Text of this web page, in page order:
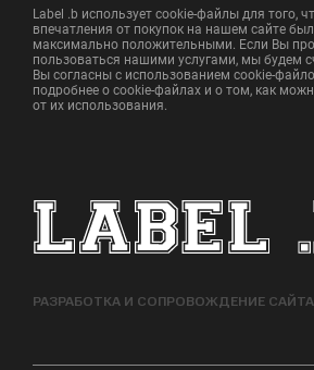
Label .b использует cookie-файлы для того,
впечатления от покупок на нашем сайте
максимально положительными. Если Вы
пользоваться нашими услугами, мы будем
Вы согласны с использованием cookie-
подробнее о cookie-файлах и о том, как
от их использования.
РАЗРАБОТКА И СОПРОВОЖДЕНИЕ САЙТА